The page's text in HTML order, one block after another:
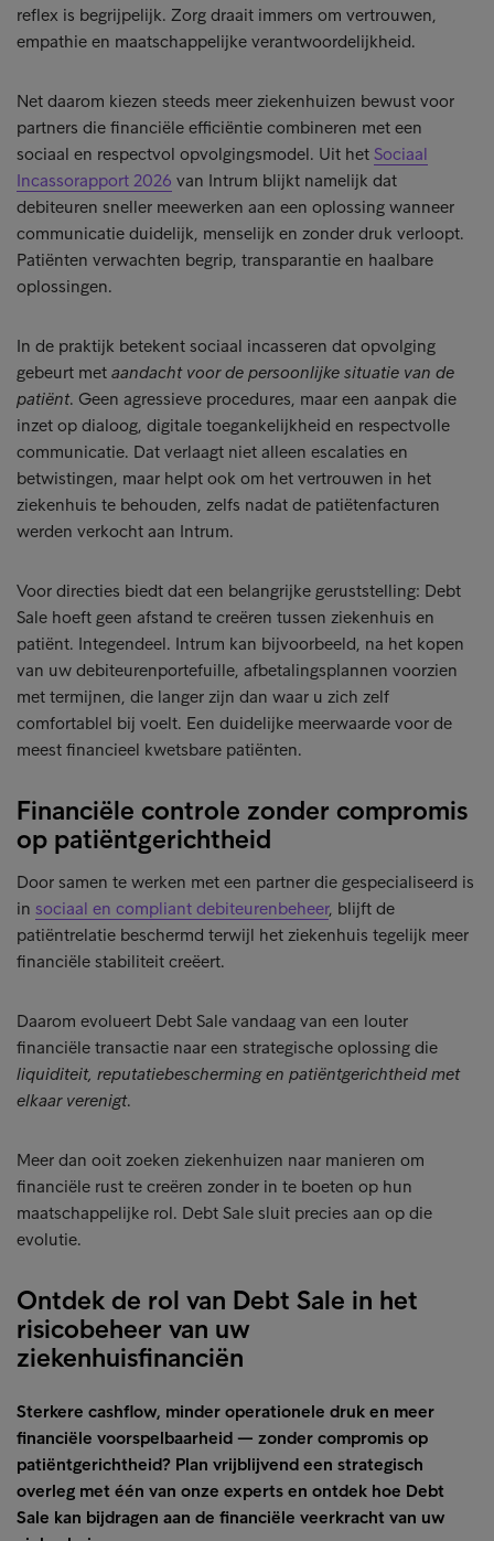
reflex is begrijpelijk. Zorg draait immers om vertrouwen,
empathie en maatschappelijke verantwoordelijkheid.
Net daarom kiezen steeds meer ziekenhuizen bewust voor
partners die financiële efficiëntie combineren met een
sociaal en respectvol opvolgingsmodel. Uit het Sociaal
Incassorapport 2026 van Intrum blijkt namelijk dat
debiteuren sneller meewerken aan een oplossing wanneer
communicatie duidelijk, menselijk en zonder druk verloopt.
Patiënten verwachten begrip, transparantie en haalbare
oplossingen.
In de praktijk betekent sociaal incasseren dat opvolging
gebeurt met aandacht voor de persoonlijke situatie van de
patiënt. Geen agressieve procedures, maar een aanpak die
inzet op dialoog, digitale toegankelijkheid en respectvolle
communicatie. Dat verlaagt niet alleen escalaties en
betwistingen, maar helpt ook om het vertrouwen in het
ziekenhuis te behouden, zelfs nadat de patiëtenfacturen
werden verkocht aan Intrum.
Voor directies biedt dat een belangrijke geruststelling: Debt
Sale hoeft geen afstand te creëren tussen ziekenhuis en
patiënt. Integendeel. Intrum kan bijvoorbeeld, na het kopen
van uw debiteurenportefuille, afbetalingsplannen voorzien
met termijnen, die langer zijn dan waar u zich zelf
comfortablel bij voelt. Een duidelijke meerwaarde voor de
meest financieel kwetsbare patiënten.
Financiële controle zonder compromis
op patiëntgerichtheid
Door samen te werken met een partner die gespecialiseerd is
in sociaal en compliant debiteurenbeheer, blijft de
patiëntrelatie beschermd terwijl het ziekenhuis tegelijk meer
financiële stabiliteit creëert.
Daarom evolueert Debt Sale vandaag van een louter
financiële transactie naar een strategische oplossing die
liquiditeit, reputatiebescherming en patiëntgerichtheid met
elkaar verenigt.
Meer dan ooit zoeken ziekenhuizen naar manieren om
financiële rust te creëren zonder in te boeten op hun
maatschappelijke rol. Debt Sale sluit precies aan op die
evolutie.
Ontdek de rol van Debt Sale in het
risicobeheer van uw
ziekenhuisfinanciën
Sterkere cashflow, minder operationele druk en meer
financiële voorspelbaarheid — zonder compromis op
patiëntgerichtheid? Plan vrijblijvend een strategisch
overleg met één van onze experts en ontdek hoe Debt
Sale kan bijdragen aan de financiële veerkracht van uw